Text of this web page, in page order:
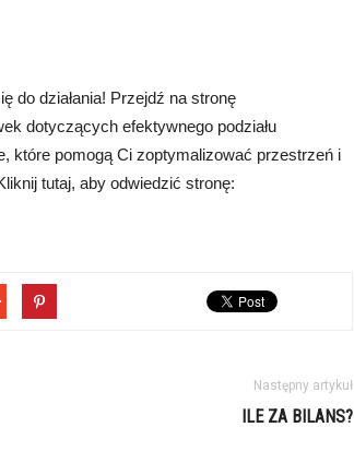
do działania! Przejdź na stronę
dotyczących efektywnego podziału
które pomogą Ci zoptymalizować przestrzeń i
tutaj, aby odwiedzić stronę:
Następny artykuł
ILE ZA BILANS?